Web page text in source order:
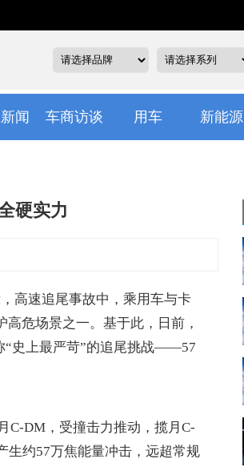
闻 车商访谈 用车 新能源
硬实力
高速追尾事故中，乘用车与卡
危场景之一。基于此，日前，
“史上最严苛”的追尾挑战——57
DM，受撞击力推动，揽月C-
生约57万焦能量冲击，远超常规